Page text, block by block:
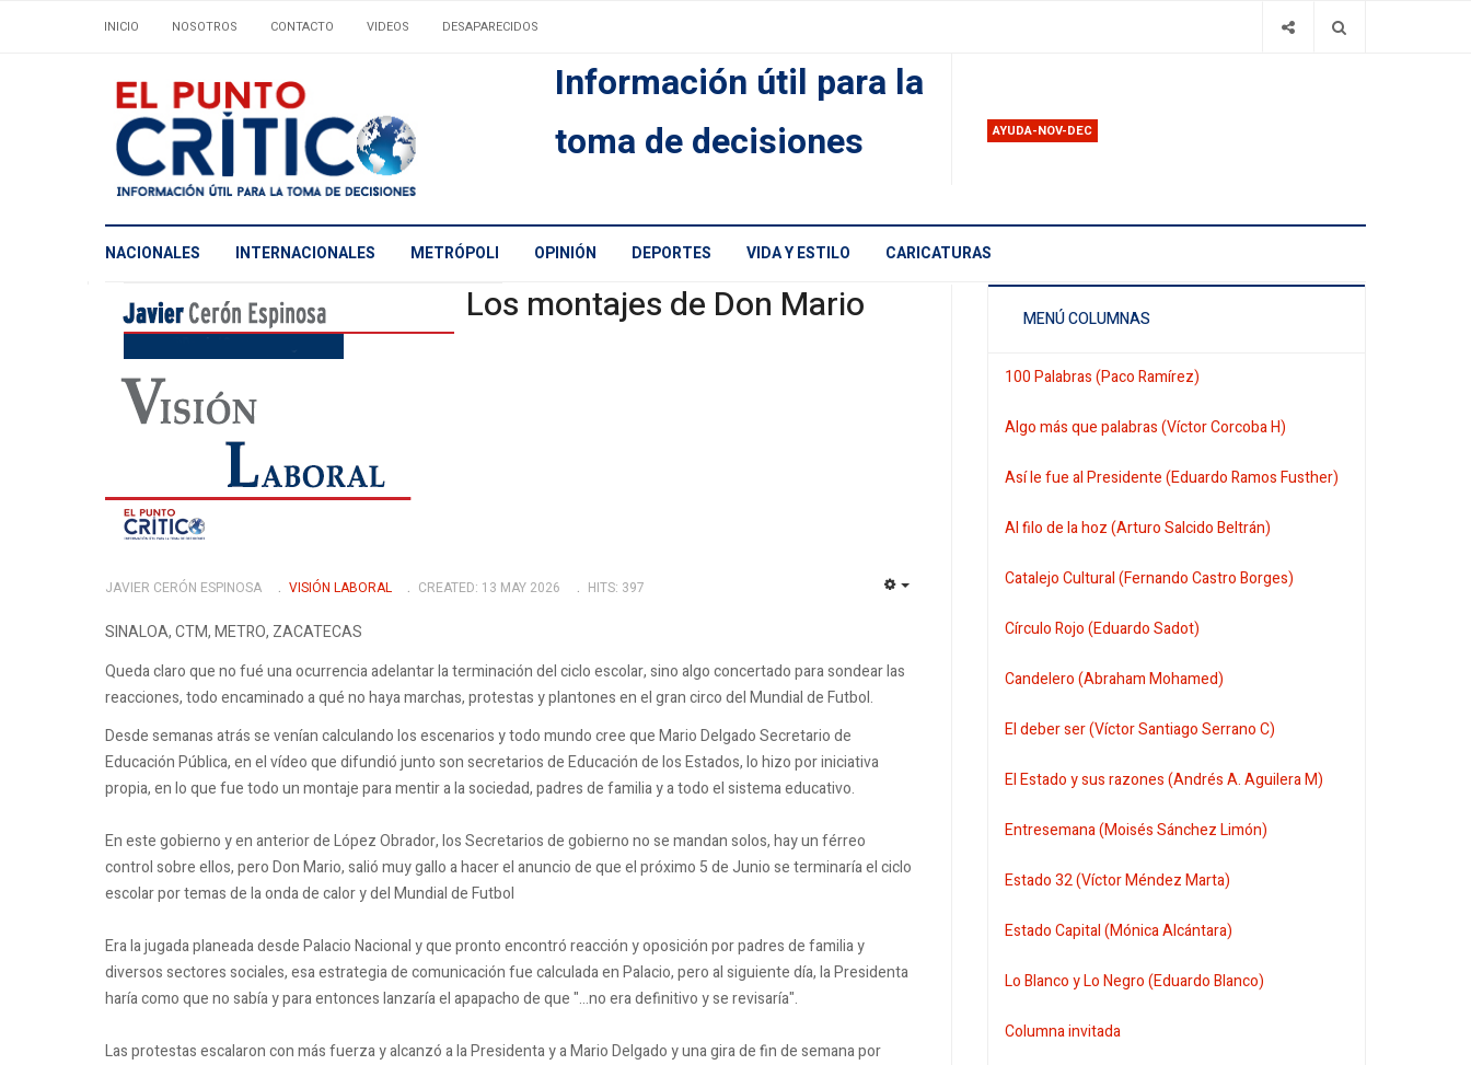
INICIO NOSOTROS CONTACTO VIDEOS DESAPARECIDOS
Información útil para la
toma de decisiones
AYUDA-NOV-DEC
NACIONALES INTERNACIONALES METRÓPOLI OPINIÓN DEPORTES VIDA Y ESTILO CARICATURAS
Los montajes de Don Mario
JAVIER CERÓN ESPINOSA VISIÓN LABORAL CREATED: 13 MAY 2026 HITS: 397
SINALOA, CTM, METRO, ZACATECAS
Queda claro que no fué una ocurrencia adelantar la terminación del ciclo escolar, sino algo concertado para sondear las
reacciones, todo encaminado a qué no haya marchas, protestas y plantones en el gran circo del Mundial de Futbol.
Desde semanas atrás se venían calculando los escenarios y todo mundo cree que Mario Delgado Secretario de
Educación Pública, en el vídeo que difundió junto son secretarios de Educación de los Estados, lo hizo por iniciativa
propia, en lo que fue todo un montaje para mentir a la sociedad, padres de familia y a todo el sistema educativo.
En este gobierno y en anterior de López Obrador, los Secretarios de gobierno no se mandan solos, hay un férreo
control sobre ellos, pero Don Mario, salió muy gallo a hacer el anuncio de que el próximo 5 de Junio se terminaría el ciclo
escolar por temas de la onda de calor y del Mundial de Futbol
Era la jugada planeada desde Palacio Nacional y que pronto encontró reacción y oposición por padres de familia y
diversos sectores sociales, esa estrategia de comunicación fue calculada en Palacio, pero al siguiente día, la Presidenta
haría como que no sabía y para entonces lanzaría el apapacho de que "...no era definitivo y se revisaría".
Las protestas escalaron con más fuerza y alcanzó a la Presidenta y a Mario Delgado y una gira de fin de semana por
MENÚ COLUMNAS
100 Palabras (Paco Ramírez)
Algo más que palabras (Víctor Corcoba H)
Así le fue al Presidente (Eduardo Ramos Fusther)
Al filo de la hoz (Arturo Salcido Beltrán)
Catalejo Cultural (Fernando Castro Borges)
Círculo Rojo (Eduardo Sadot)
Candelero (Abraham Mohamed)
El deber ser (Víctor Santiago Serrano C)
El Estado y sus razones (Andrés A. Aguilera M)
Entresemana (Moisés Sánchez Limón)
Estado 32 (Víctor Méndez Marta)
Estado Capital (Mónica Alcántara)
Lo Blanco y Lo Negro (Eduardo Blanco)
Columna invitada